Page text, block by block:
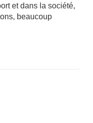
et dans la société,
beaucoup